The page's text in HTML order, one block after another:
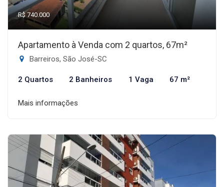
R$ 740.000
Apartamento à Venda com 2 quartos, 67m²
Barreiros, São José-SC
2 Quartos 2 Banheiros 1 Vaga 67 m²
Mais informações